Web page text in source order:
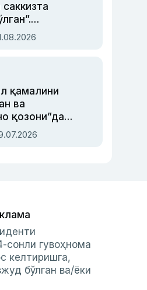
қамалини
ва
қозони”дан
—
бош
сонли гувоҳнома
келтиришга,
бўлган ва/ёки